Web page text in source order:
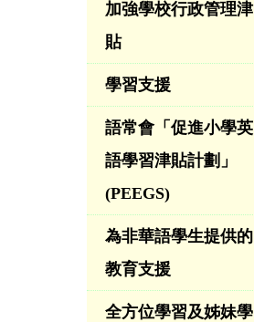
加強學校行政管理津
貼
學習支援
語常會「促進小學英
語學習津貼計劃」
(PEEGS)
為非華語學生提供的
教育支援
全方位學習及姊妹學